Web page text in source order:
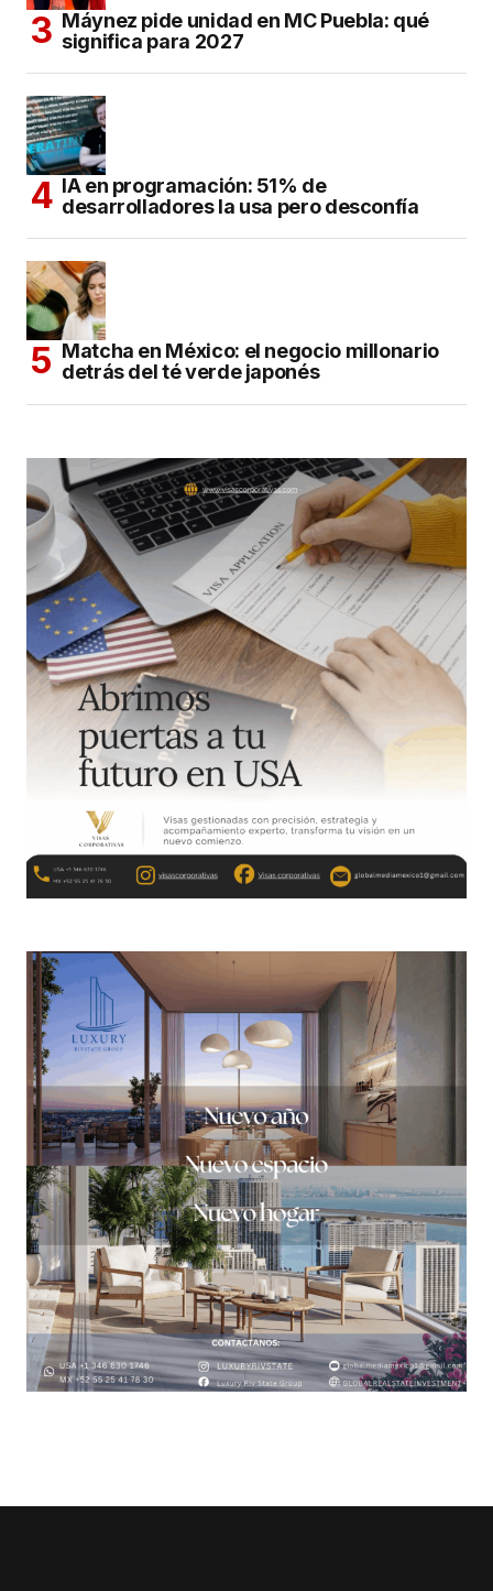
Máynez pide unidad en MC Puebla: qué
significa para 2027
IA en programación: 51% de
desarrolladores la usa pero desconfía
Matcha en México: el negocio millonario
detrás del té verde japonés